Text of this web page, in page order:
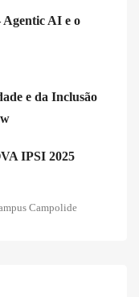
Agentic AI e o
e da Inclusão
IPSI 2025
Campolide